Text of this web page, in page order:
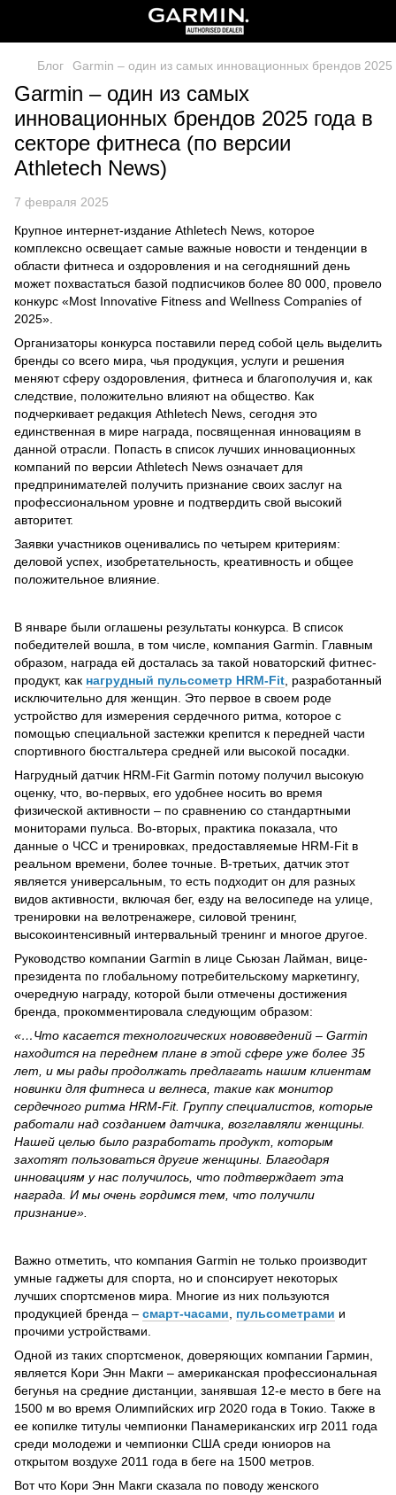
Блог Garmin – один из самых инновационных брендов
Garmin – один из самых
инновационных брендов 2025 года в
секторе фитнеса (по версии
Athletech News)
7 февраля 2025
Крупное интернет-издание Athletech News, которое
комплексно освещает самые важные новости и тенденции в
области фитнеса и оздоровления и на сегодняшний день
может похвастаться базой подписчиков более 80 000, провело
конкурс «Most Innovative Fitness and Wellness Companies of
2025».
Организаторы конкурса поставили перед собой цель выделить
бренды со всего мира, чья продукция, услуги и решения
меняют сферу оздоровления, фитнеса и благополучия и, как
следствие, положительно влияют на общество. Как
подчеркивает редакция Athletech News, сегодня это
единственная в мире награда, посвященная инновациям в
данной отрасли. Попасть в список лучших инновационных
компаний по версии Athletech News означает для
предпринимателей получить признание своих заслуг на
профессиональном уровне и подтвердить свой высокий
авторитет.
Заявки участников оценивались по четырем критериям:
деловой успех, изобретательность, креативность и общее
положительное влияние.
В январе были оглашены результаты конкурса. В список
победителей вошла, в том числе, компания Garmin. Главным
образом, награда ей досталась за такой новаторский фитнес-
продукт, как нагрудный пульсометр HRM-Fit , разработанный
исключительно для женщин. Это первое в своем роде
устройство для измерения сердечного ритма, которое с
помощью специальной застежки крепится к передней части
спортивного бюстгальтера средней или высокой посадки.
Нагрудный датчик HRM-Fit Garmin потому получил высокую
оценку, что, во-первых, его удобнее носить во время
физической активности – по сравнению со стандартными
мониторами пульса. Во-вторых, практика показала, что
данные о ЧСС и тренировках, предоставляемые HRM-Fit в
реальном времени, более точные. В-третьих, датчик этот
является универсальным, то есть подходит он для разных
видов активности, включая бег, езду на велосипеде на улице,
тренировки на велотренажере, силовой тренинг,
высокоинтенсивный интервальный тренинг и многое другое.
Руководство компании Garmin в лице Сьюзан Лайман, вице-
президента по глобальному потребительскому маркетингу,
очередную награду, которой были отмечены достижения
бренда, прокомментировала следующим образом:
«…Что касается технологических нововведений – Garmin
находится на переднем плане в этой сфере уже более 35
лет, и мы рады продолжать предлагать нашим клиентам
новинки для фитнеса и велнеса, такие как монитор
сердечного ритма HRM-Fit. Группу специалистов, которые
работали над созданием датчика, возглавляли женщины.
Нашей целью было разработать продукт, которым
захотят пользоваться другие женщины. Благодаря
инновациям у нас получилось, что подтверждает эта
награда. И мы очень гордимся тем, что получили
признание».
Важно отметить, что компания Garmin не только производит
умные гаджеты для спорта, но и спонсирует некоторых
лучших спортсменов мира. Многие из них пользуются
продукцией бренда – смарт-часами пульсометрами и
прочими устройствами.
Одной из таких спортсменок, доверяющих компании Гармин,
является Кори Энн Макги – американская профессиональная
бегунья на средние дистанции, занявшая 12-е место в беге на
1500 м во время Олимпийских игр 2020 года в Токио. Также в
ее копилке титулы чемпионки Панамериканских игр 2011 года
среди молодежи и чемпионки США среди юниоров на
открытом воздухе 2011 года в беге на 1500 метров.
Вот что Кори Энн Макги сказала по поводу женского